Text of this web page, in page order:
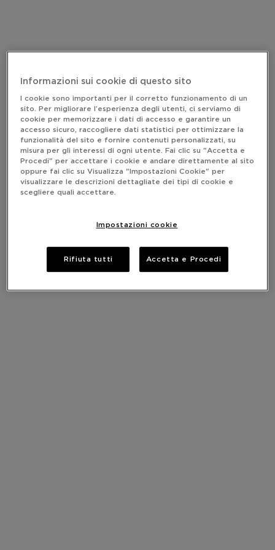
Informazioni sui cookie di questo sito
I cookie sono importanti per il corretto funzionamento di un
sito. Per migliorare l’esperienza degli utenti, ci serviamo di
cookie per memorizzare i dati di accesso e garantire un
accesso sicuro, raccogliere dati statistici per ottimizzare la
funzionalità del sito e fornire contenuti personalizzati, su
misura per gli interessi di ogni utente. Fai clic su "Accetta e
Procedi" per accettare i cookie e andare direttamente al sito
oppure fai clic su Visualizza "Impostazioni Cookie" per
visualizzare le descrizioni dettagliate dei tipi di cookie e
scegliere quali accettare.
Impostazioni cookie
Rifiuta tutti Accetta e Procedi